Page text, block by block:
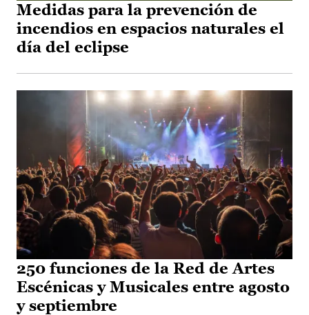
Medidas para la prevención de
incendios en espacios naturales el
día del eclipse
250 funciones de la Red de Artes
Escénicas y Musicales entre agosto
y septiembre